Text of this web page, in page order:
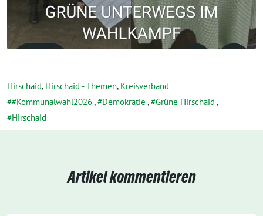
Hirschaid, Hirschaid - Themen, Kreisverband
#Kommunalwahl2026, Demokratie , Grüne Hirschaid ,
Hirschaid
Artikel kommentieren